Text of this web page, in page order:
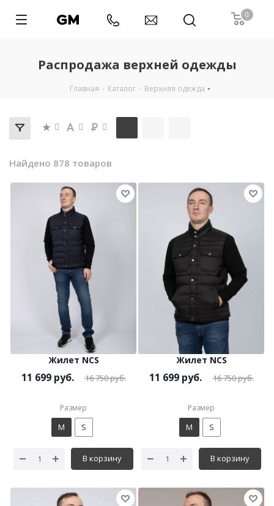
0
Распродажа верхней одежды
Главная - Каталог - Верхняя одежда
Найдено 878 товаров
Жилет NCS
11 699руб. 16 750руб.
Размер
M S
В корзину
Жилет NCS
11 699руб. 16 750руб.
Размер
M S
В корзину